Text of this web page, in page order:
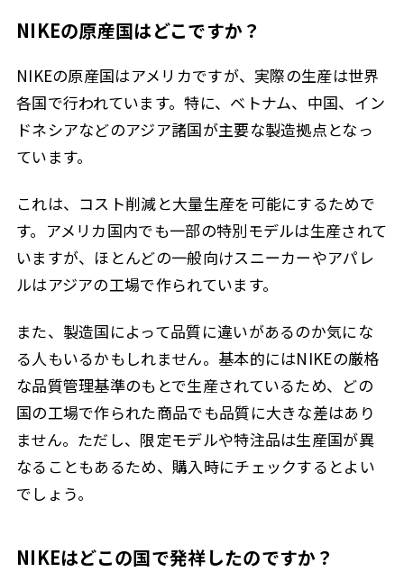
NIKEの原産国はどこですか？
NIKEの原産国はアメリカですが、実際の生産は世界
各国で行われています。特に、ベトナム、中国、イン
ドネシアなどのアジア諸国が主要な製造拠点となっ
ています。
これは、コスト削減と大量生産を可能にするためで
す。アメリカ国内でも一部の特別モデルは生産されて
いますが、ほとんどの一般向けスニーカーやアパレ
ルはアジアの工場で作られています。
また、製造国によって品質に違いがあるのか気にな
る人もいるかもしれません。基本的にはNIKEの厳格
な品質管理基準のもとで生産されているため、どの
国の工場で作られた商品でも品質に大きな差はあり
ません。ただし、限定モデルや特注品は生産国が異
なることもあるため、購入時にチェックするとよい
でしょう。
NIKEはどこの国で発祥したのですか？